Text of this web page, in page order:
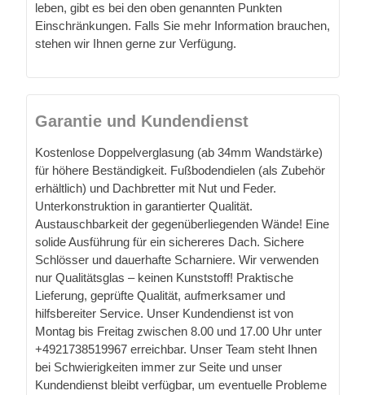
leben, gibt es bei den oben genannten Punkten
Einschränkungen. Falls Sie mehr Information brauchen,
stehen wir Ihnen gerne zur Verfügung.
Garantie und Kundendienst
Kostenlose Doppelverglasung (ab 34mm Wandstärke)
für höhere Beständigkeit. Fußbodendielen (als Zubehör
erhältlich) und Dachbretter mit Nut und Feder.
Unterkonstruktion in garantierter Qualität.
Austauschbarkeit der gegenüberliegenden Wände! Eine
solide Ausführung für ein sichereres Dach. Sichere
Schlösser und dauerhafte Scharniere. Wir verwenden
nur Qualitätsglas – keinen Kunststoff! Praktische
Lieferung, geprüfte Qualität, aufmerksamer und
hilfsbereiter Service. Unser Kundendienst ist von
Montag bis Freitag zwischen 8.00 und 17.00 Uhr unter
+4921738519967 erreichbar. Unser Team steht Ihnen
bei Schwierigkeiten immer zur Seite und unser
Kundendienst bleibt verfügbar, um eventuelle Probleme